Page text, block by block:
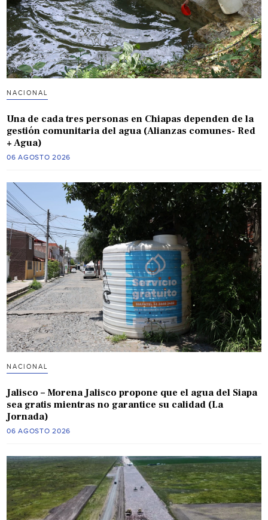
NACIONAL
Una de cada tres personas en Chiapas dependen de la
gestión comunitaria del agua (Alianzas comunes- Red
+ Agua)
06 AGOSTO 2026
NACIONAL
Jalisco – Morena Jalisco propone que el agua del Siapa
sea gratis mientras no garantice su calidad (La
Jornada)
06 AGOSTO 2026